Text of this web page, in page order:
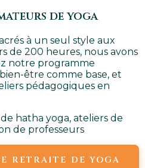
de yoga
à un seul style aux
de 200 heures, nous avons
notre programme
être comme base, et
pédagogiques en
hatha yoga, ateliers de
de professeurs
RETRAITE DE YOGA